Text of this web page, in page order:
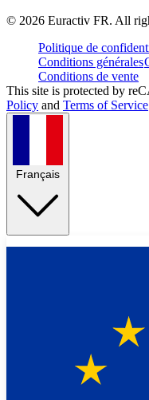
© 2026 Euractiv FR. All
Politique de
Conditions générales
Conditions de vente
This site is protected by
Policy and Terms of Service
Français